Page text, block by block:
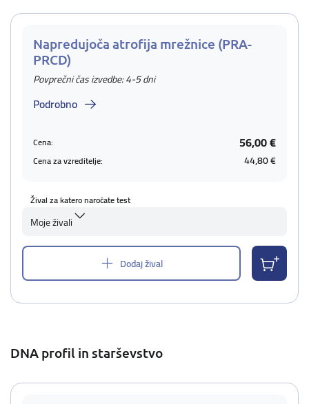
Napredujoča atrofija mrežnice (PRA-
PRCD)
Povprečni čas izvedbe: 4-5 dni
Podrobno
Cena: 56,00 €
Cena za vzreditelje: 44,80 €
Žival za katero naročate test
Moje živali
Dodaj žival
DNA profil in starševstvo